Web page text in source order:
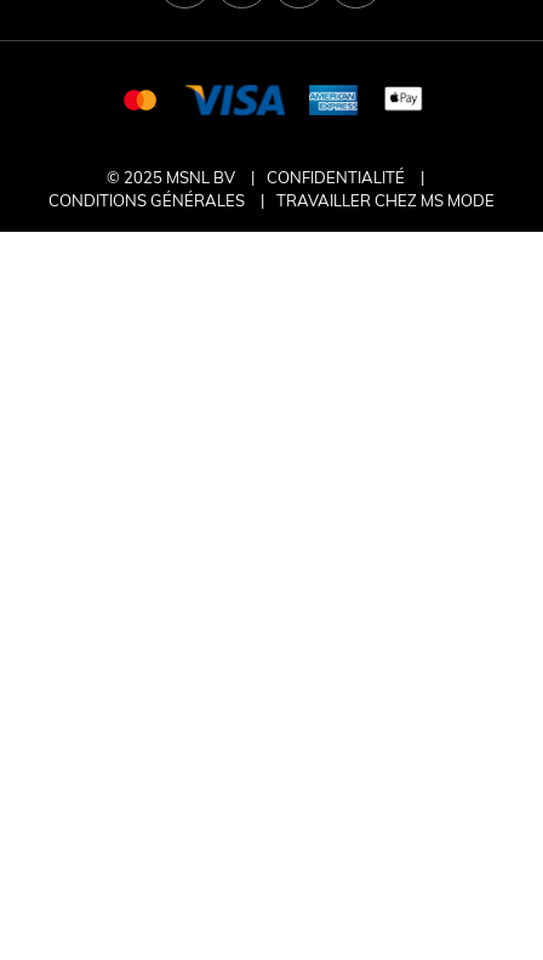
© 2025 MSNL BV
CONFIDENTIALITÉ
CONDITIONS GÉNÉRALES
TRAVAILLER CHEZ MS MODE